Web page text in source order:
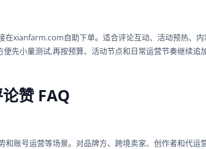
xianfarm.com自助下单。适合评论互动、活动预热、内
先小量测试,再按预算、活动节点和日常运营节奏继续追
赞 FAQ
账号运营等场景。对品牌方、跨境卖家、创作者和代运